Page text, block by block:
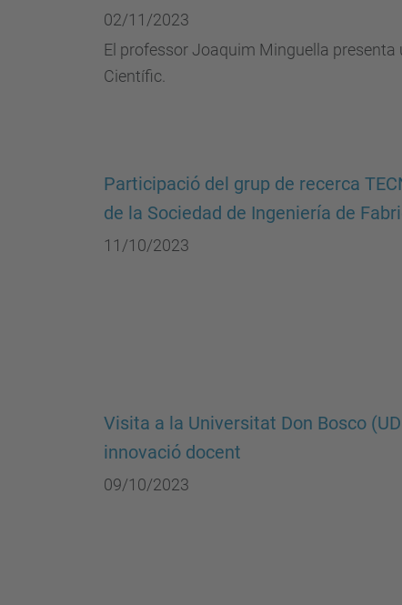
02/11/2023
El professor Joaquim Minguella
Científic.
Participació del grup de recerca
de la Sociedad de Ingeniería de
11/10/2023
Visita a la Universitat Don Bosco
innovació docent
09/10/2023